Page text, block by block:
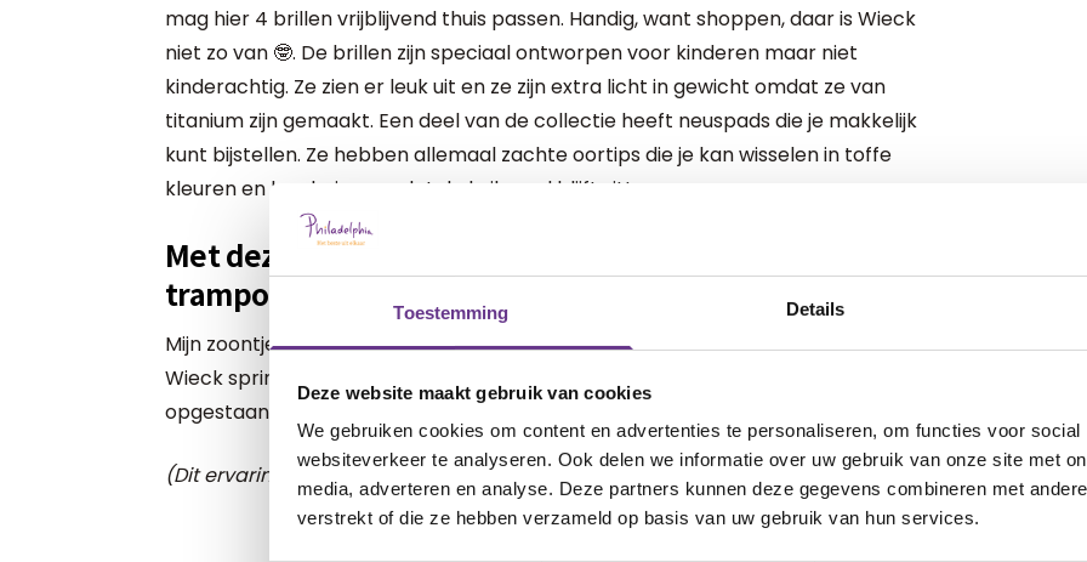
Toestemming Details
Deze website maakt gebruik van cookies
We gebruiken cookies om content en advertenties te personaliseren, om functies voor
websiteverkeer te analyseren. Ook delen we informatie over uw gebruik van onze site met
media, adverteren en analyse. Deze partners kunnen deze gegevens combineren met
verstrekt of die ze hebben verzameld op basis van uw gebruik van hun services.
mag hier 4 brillen vrijblijvend thuis passen. Handig, want shoppen, daar is Wieck
niet zo van 🤓. De brillen zijn speciaal ontworpen voor kinderen maar niet
kinderachtig. Ze zien er leuk uit en ze zijn extra licht in gewicht omdat ze van
titanium zijn gemaakt. Een deel van de collectie heeft neuspads die je makkelijk
kunt bijstellen. Ze hebben allemaal zachte oortips die je kan wisselen in toffe
kleuren en kan buigen zodat de bril goed blijft zitten.
Met deze bril voor kinderen kan Wieck zelfs
trampolinespringen
Mijn zoontje heeft nu een bril die goed zit en leuk staat. Echt top! Zo blij mee.
Wieck springt ermee op de trampoline en de bril heeft ook al alle kanten
opgestaan. Even terugbuigen en je ziet er niets meer van!
(Dit ervaringsverhaal is aangeleverd door Junior & Junior)